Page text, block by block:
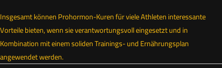
Insgesamt können Prohormon-Kuren für viele Athleten interessante
Vorteile bieten, wenn sie verantwortungsvoll eingesetzt und in
Kombination mit einem soliden Trainings- und Ernährungsplan
angewendet werden.